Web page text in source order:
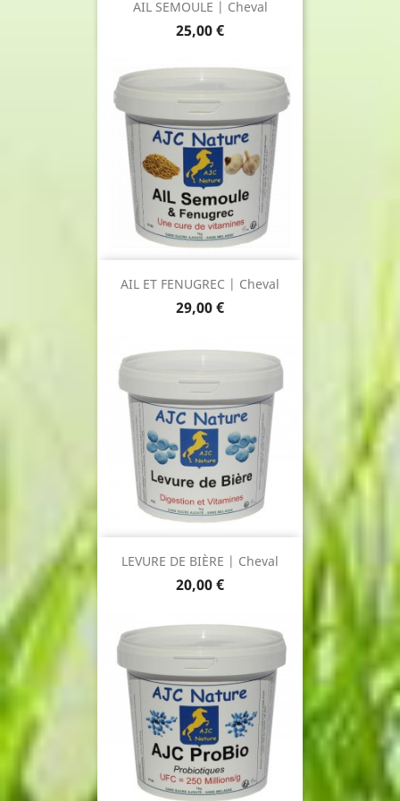
AIL SEMOULE | Cheval
Prix
25,00 €
AIL ET FENUGREC | Cheval
Prix
29,00 €
LEVURE DE BIÈRE | Cheval
Prix
20,00 €